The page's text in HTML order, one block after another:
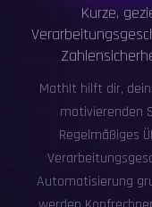
Kurze,
MathIt hilft dir,
motivierenden
Regelmäßiges
Automatisierung